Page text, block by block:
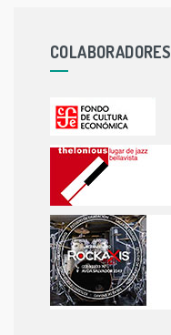
COLABORADORES